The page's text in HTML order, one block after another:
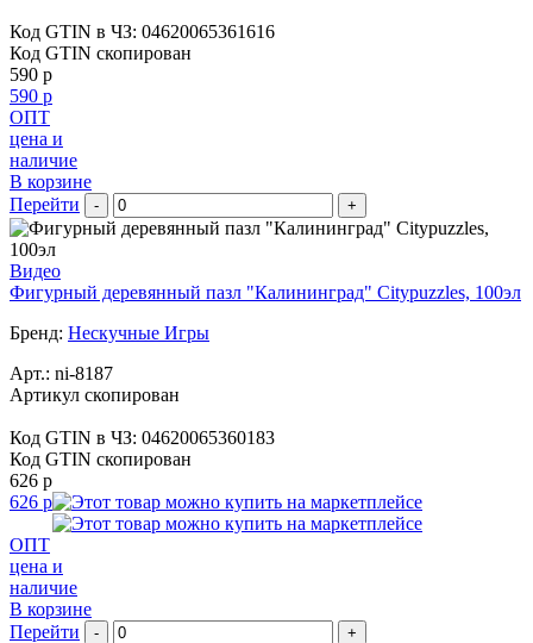
Код GTIN в ЧЗ: 04620065361616
Код GTIN скопирован
590 р
590 р
ОПТ
цена и
наличие
В корзине
Перейти
- +
Видео
Фигурный деревянный пазл "Калининград" Citypuzzles, 100эл
Бренд: Нескучные Игры
Арт.: ni-8187
Артикул скопирован
Код GTIN в ЧЗ: 04620065360183
Код GTIN скопирован
626 р
626 р
ОПТ
цена и
наличие
В корзине
Перейти
- +